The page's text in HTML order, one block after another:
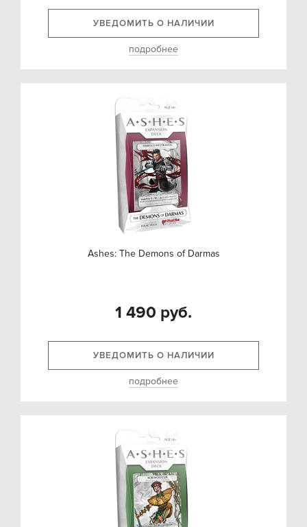
УВЕДОМИТЬ О НАЛИЧИИ
подробнее
Ashes: The Demons of Darmas
1 490 руб.
УВЕДОМИТЬ О НАЛИЧИИ
подробнее